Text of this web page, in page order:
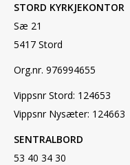
STORD KYRKJEKONTOR
Sæ 21
5417 Stord
Org.nr. 976994655
Vippsnr Stord: 124653
Vippsnr Nysæter: 124663
SENTRALBORD
53 40 34 30